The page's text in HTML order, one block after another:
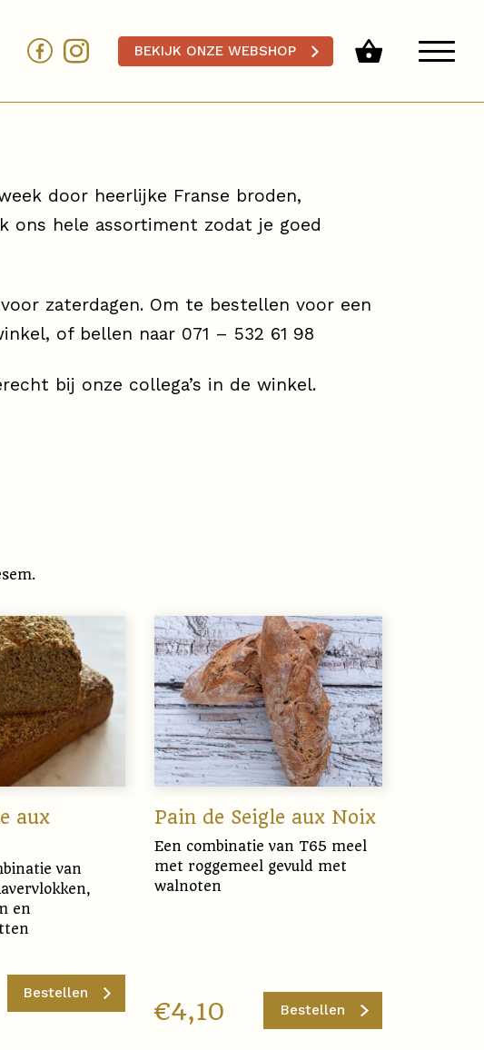
BEKIJK ONZE WEBSHOP
door heerlijke Franse broden,
ons hele assortiment zodat je goed
zaterdagen. Om te bestellen voor een
of bellen naar 071 – 532 61 98
bij onze collega’s in de winkel.
aux
van
en
Bestellen
Pain de Seigle aux Noix
Een combinatie van T65 meel
met roggemeel gevuld met
walnoten
€4,10 Bestellen